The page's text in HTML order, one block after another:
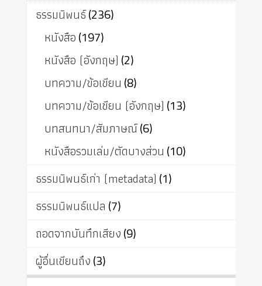
ธรรมนิพนธ์(236)
หนังสือ(197)
หนังสือ (อังกฤษ) (2)
บทความ/ข้อเขียน (8)
บทความ/ข้อเขียน (อังกฤษ) (13)
บทสนทนา/สัมภาษณ์(6)
หนังสือรวมเล่ม/ตัดบางส่วน (10)
ธรรมนิพนธ์เก่า (metadata) (1)
ธรรมนิพนธ์แปล (7)
ถอดจากบันทึกเสียง(9)
ผู้อื่นเขียนถึง(3)